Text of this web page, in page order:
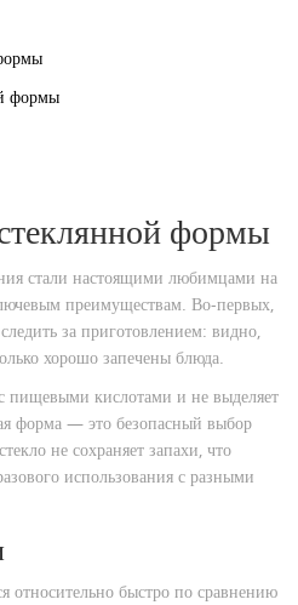
формы
формы
стали настоящими любимцами на
преимуществам. Во-первых,
за приготовлением: видно,
хорошо запечены блюда.
пищевыми кислотами и не выделяет
форма — это безопасный выбор
не сохраняет запахи, что
использования с разными
относительно быстро по сравнению